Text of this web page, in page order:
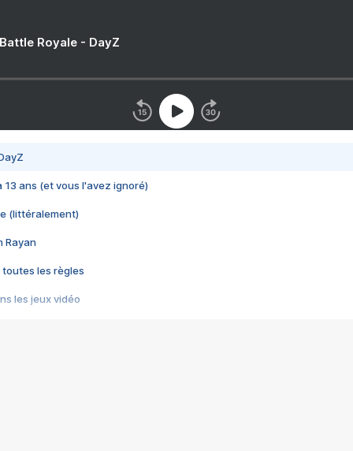
Royale - DayZ
13 ans (et vous l'avez ignoré)
(littéralement)
Rayan
toutes les règles
les jeux vidéo